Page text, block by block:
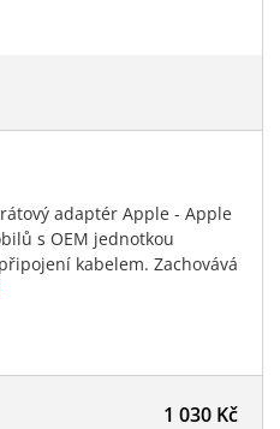
adaptér Apple - Apple
s OEM jednotkou
kabelem. Zachovává
1 030 Kč